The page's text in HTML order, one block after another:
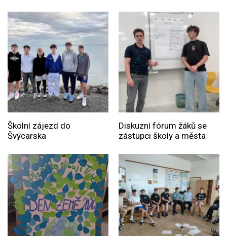
Školní zájezd do
Švýcarska
Diskuzní fórum žáků se
zástupci školy a města